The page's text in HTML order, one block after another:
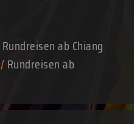
Rundreisen ab Chiang
/Rundreisen ab